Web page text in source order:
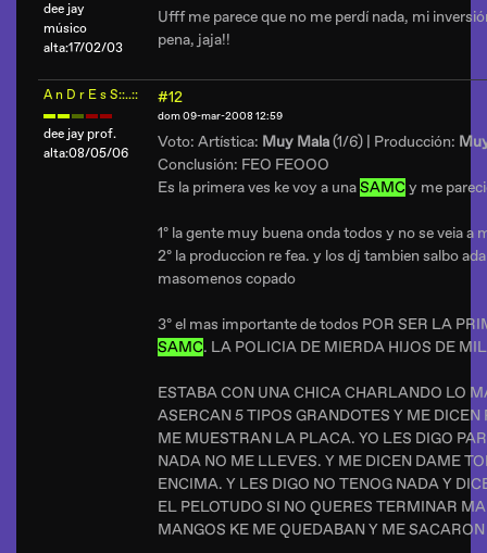
dee jay
músico
alta:17/02/03
Ufff me parece que no me perdí nada, mi
pena, jaja!!
A n D r E s S::..::
dee jay prof.
alta:08/05/06
#12
dom 09-mar-2008 12:59
Voto: Artística: Muy Mala(1/6) | Producción:
Conclusión: FEO FEOOO
Es la primera ves ke voy a unaSAMC y me
1º la gente muy buena onda todos y no se veia a
2º la produccion re fea. y los dj tambien salbo
masomenos copado
3º el mas importante de todos POR SER LA
SAMC. LA POLICIA DE MIERDA HIJOS DE
ESTABA CON UNA CHICA CHARLANDO LO
ASERCAN 5 TIPOS GRANDOTES Y ME DICEN
ME MUESTRAN LA PLACA. YO LES DIGO
NADA NO ME LLEVES. Y ME DICEN DAME
ENCIMA. Y LES DIGO NO TENOG NADA Y
EL PELOTUDO SI NO QUERES TERMINAR
MANGOS KE ME QUEDABAN Y ME